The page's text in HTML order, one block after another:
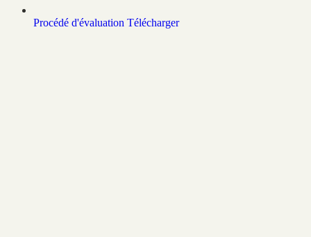
Procédé d'évaluation Télécharger